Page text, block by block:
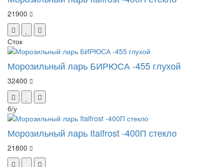
21900
Сток
Морозильный ларь БИРЮСА -455 глухой
32400
б/у
Морозильный ларь Italfrost -400П стекло
21800